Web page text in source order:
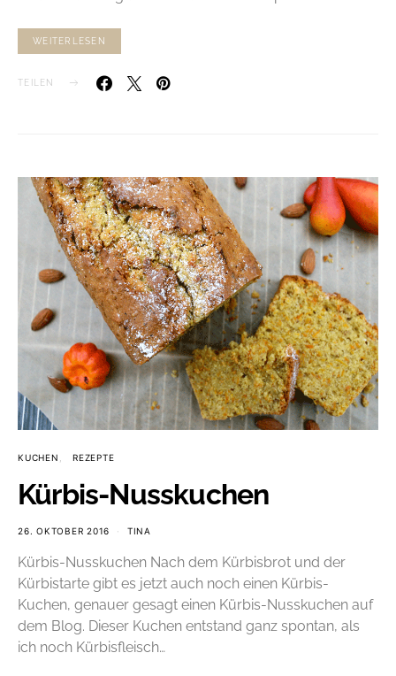
WEITERLESEN
TEILEN
KUCHEN REZEPTE
Kürbis-Nusskuchen
26. OKTOBER 2016 TINA
Kürbis-Nusskuchen Nach dem Kürbisbrot und der
Kürbistarte gibt es jetzt auch noch einen Kürbis-
Kuchen, genauer gesagt einen Kürbis-Nusskuchen auf
dem Blog. Dieser Kuchen entstand ganz spontan, als
ich noch Kürbisfleisch…